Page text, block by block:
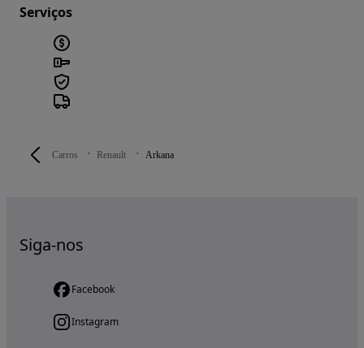
Carros Renault Arkana
Serviços
Siga-nos
Facebook
Instagram